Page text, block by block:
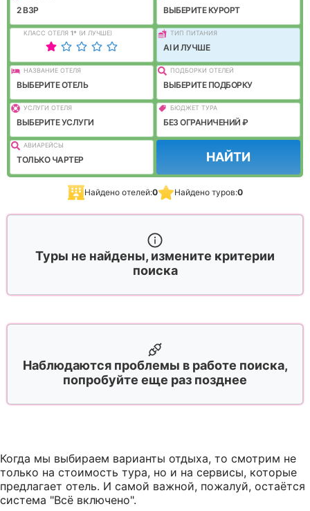
2 ВЗР ВЫБЕРИТЕ КУРОРТ
КЛАСС ОТЕЛЯ 1* (И ЛУЧШЕ) ТИП ПИТАНИЯ
AI И ЛУЧШЕ
НАЗВАНИЕ ОТЕЛЯ
ВЫБЕРИТЕ ОТЕЛЬ
ПОДБОРКИ ОТЕЛЕЙ
ВЫБЕРИТЕ ПОДБОРКУ
УСЛУГИ ОТЕЛЯ
ВЫБЕРИТЕ УСЛУГИ
БЮДЖЕТ ТУРА
БЕЗ ОГРАНИЧЕНИЙ ₽
АВИАРЕЙСЫ
ТОЛЬКО ЧАРТЕР НАЙТИ
Найдено отелей:0 Найдено туров:0
Туры не найдены, измените критерии
поиска
Наблюдаются проблемы в работе поиска,
попробуйте еще раз позднее
Когда мы выбираем варианты отдыха, то смотрим не
только на стоимость тура, но и на сервисы, которые
предлагает отель. И самой важной, пожалуй, остаётся
система "Всё включено".